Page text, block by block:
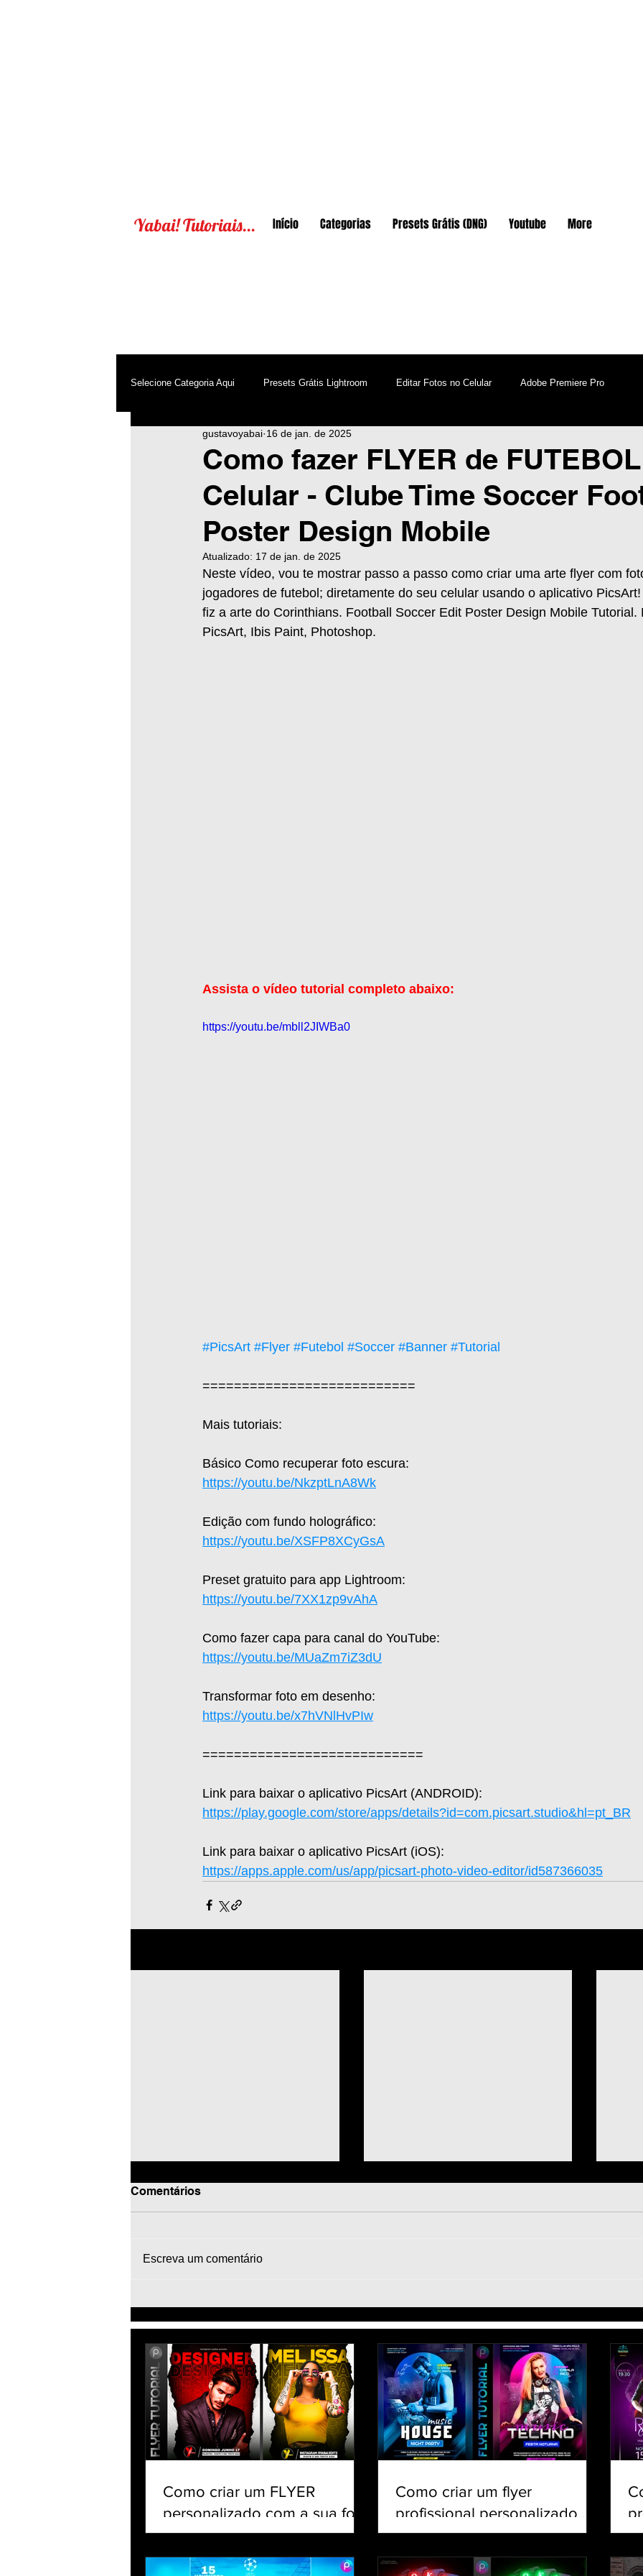
Yabai! Tutoriais... Início Categorias Presets Grátis (DNG) Youtube More
Selecione Categoria Aqui Presets Grátis Lightroom Editar Fotos no Celular Adobe Premiere Pro
After Effects Android Destaques PicsArt
Photoshop Top PicsArt WhatsApp Windows Edição de Vídeos no Celular
Inteligência Artificial
Como fazer FLYER de
Celular - Clube Time Soccer
Poster Design Mobile
gustavoyabai 16 de jan. de 2025
Atualizado: 17 de jan. de 2025
Neste vídeo, vou te mostrar passo a passo como criar uma arte flyer com
jogadores de futebol; diretamente do seu celular usando o aplicativo
fiz a arte do Corinthians. Football Soccer Edit Poster Design Mobile Tutorial.
PicsArt, Ibis Paint, Photoshop.
Assista o vídeo tutorial completo abaixo:
https://youtu.be/mbll2JIWBa0
#PicsArt #Flyer #Futebol #Soccer #Banner #Tutorial
===========================
Mais tutoriais:
Básico Como recuperar foto escura:
https://youtu.be/NkzptLnA8Wk
Edição com fundo holográfico:
https://youtu.be/XSFP8XCyGsA
Preset gratuito para app Lightroom:
https://youtu.be/7XX1zp9vAhA
Como fazer capa para canal do YouTube:
https://youtu.be/MUaZm7iZ3dU
Transformar foto em desenho:
https://youtu.be/x7hVNlHvPIw
============================
Link para baixar o aplicativo PicsArt (ANDROID):
https://play.google.com/store/apps/details?id=com.picsart.studio&hl=pt_BR
Link para baixar o aplicativo PicsArt (iOS):
https://apps.apple.com/us/app/picsart-photo-video-editor/id587366035
Como Fazer Edit de Futebol
celular - Tutorial PicsArt -
Lente Football Edit Mobile
Camera Lens Art
Como fazer Arte de
Escalação para jogos de
Futebol - Line-up Football
Soccer Edit | Tutorial
PicsArt
-
Comentários
Escreva um comentário
Como criar um FLYER
personalizado com a sua foto
no celular | Tutorial PicsArt
app gratuito
Como criar um flyer
profissional personalizado
para eventos e shows pelo
celular | Tutorial PicsArt